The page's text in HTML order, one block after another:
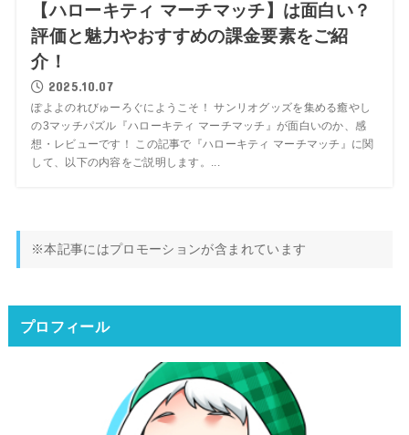
【ハローキティ マーチマッチ】は面白い？
評価と魅力やおすすめの課金要素をご紹
介！
2025.10.07
ぽよよのれびゅーろぐにようこそ！ サンリオグッズを集める癒やし
の3マッチパズル『ハローキティ マーチマッチ』が面白いのか、感
想・レビューです！ この記事で『ハローキティ マーチマッチ』に関
して、以下の内容をご説明します。...
※本記事にはプロモーションが含まれています
プロフィール